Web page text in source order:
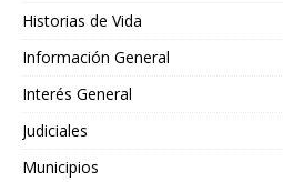
Historias de Vida
Información General
Interés General
Judiciales
Municipios